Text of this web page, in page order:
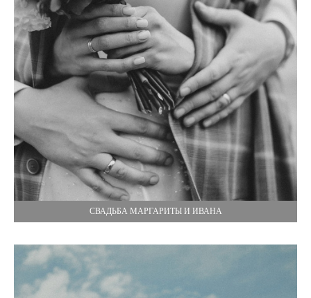
СВАДЬБА МАРГАРИТЫ И ИВАНА